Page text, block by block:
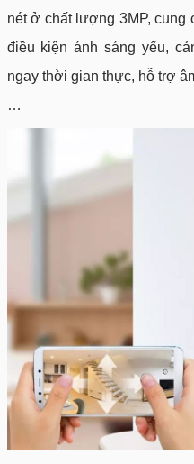
nét ở chất lượng 3MP, cung
điều kiện ánh sáng yếu,
ngay thời gian thực, hỗ trợ
…